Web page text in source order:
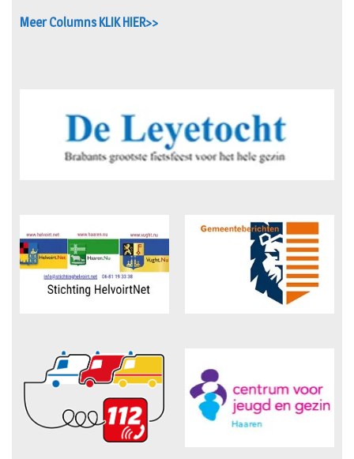
Meer Columns KLIK HIER>>